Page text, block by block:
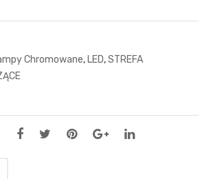
Chromowane, LED,STREFA